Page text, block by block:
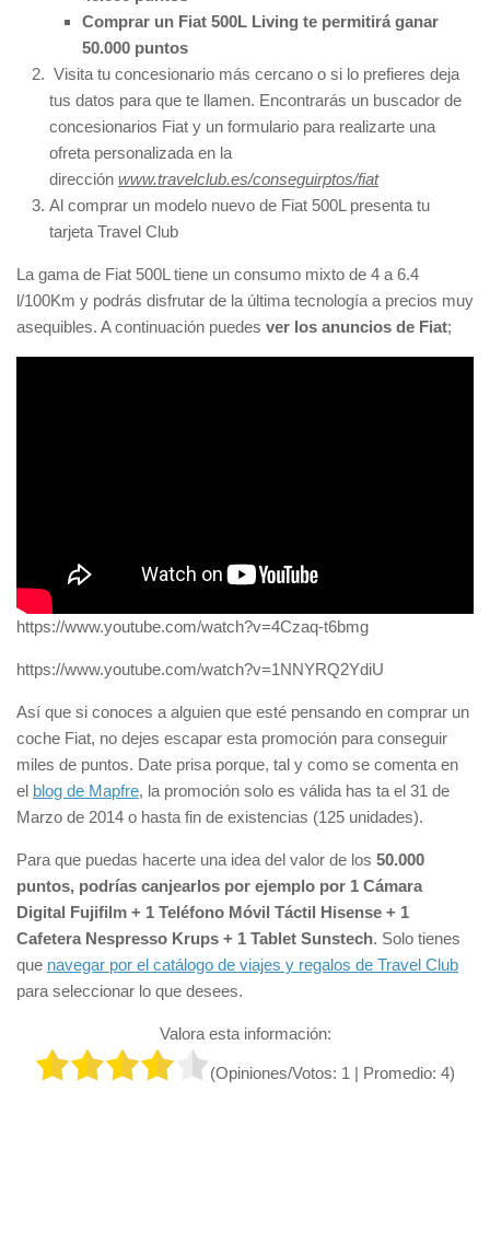
Comprar un Fiat 500L Living te permitirá ganar
50.000 puntos
Visita tu concesionario más cercano o si lo prefieres deja
tus datos para que te llamen. Encontrarás un buscador de
concesionarios Fiat y un formulario para realizarte una
ofreta personalizada en la
dirección www.travelclub.es/conseguirptos/fiat
Al comprar un modelo nuevo de Fiat 500L presenta tu
tarjeta Travel Club
La gama de Fiat 500L tiene un consumo mixto de 4 a 6.4
l/100Km y podrás disfrutar de la última tecnología a precios muy
asequibles. A continuación puedes ver los anuncios de Fiat;
https://www.youtube.com/watch?v=4Czaq-t6bmg
https://www.youtube.com/watch?v=1NNYRQ2YdiU
Así que si conoces a alguien que esté pensando en comprar un
coche Fiat, no dejes escapar esta promoción para conseguir
miles de puntos. Date prisa porque, tal y como se comenta en
el blog de Mapfre, la promoción solo es válida has ta el 31 de
Marzo de 2014 o hasta fin de existencias (125 unidades).
Para que puedas hacerte una idea del valor de los 50.000
puntos, podrías canjearlos por ejemplo por 1 Cámara
Digital Fujifilm + 1 Teléfono Móvil Táctil Hisense + 1
Cafetera Nespresso Krups + 1 Tablet Sunstech. Solo tienes
que navegar por el catálogo de viajes y regalos de Travel Club
para seleccionar lo que desees.
Valora esta información:
(Opiniones/Votos: 1 | Promedio: 4)